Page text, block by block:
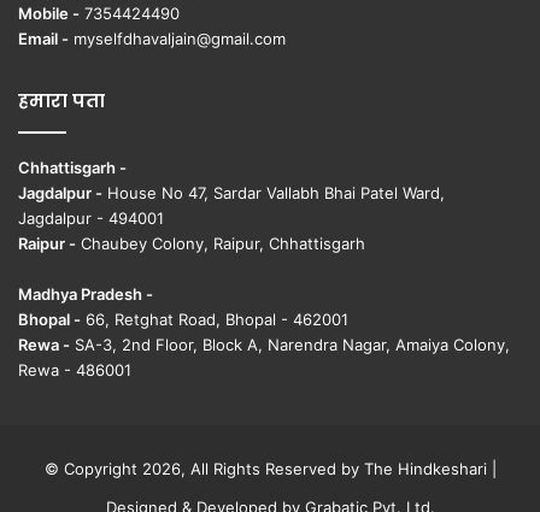
Mobile - 7354424490
Email - myselfdhavaljain@gmail.com
हमारा पता
Chhattisgarh -
Jagdalpur - House No 47, Sardar Vallabh Bhai Patel Ward,
Jagdalpur - 494001
Raipur - Chaubey Colony, Raipur, Chhattisgarh
Madhya Pradesh -
Bhopal - 66, Retghat Road, Bhopal - 462001
Rewa - SA-3, 2nd Floor, Block A, Narendra Nagar, Amaiya Colony,
Rewa - 486001
© Copyright 2026, All Rights Reserved by The Hindkeshari |
Designed & Developed by Grabatic Pvt. Ltd.